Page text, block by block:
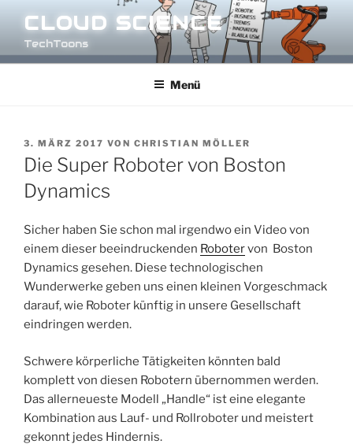
Inhalt
springen
CLOUD SCIENCE
TechToons
Menü
VERÖFFENTLICHT
AM
3. MÄRZ 2017 VON CHRISTIAN MÖLLER
Die Super Roboter von Boston
Dynamics
Sicher haben Sie schon mal irgendwo ein Video von
einem dieser beeindruckenden Robotervon Boston
Dynamics gesehen. Diese technologischen
Wunderwerke geben uns einen kleinen Vorgeschmack
darauf, wie Roboter künftig in unsere Gesellschaft
eindringen werden.
Schwere körperliche Tätigkeiten könnten bald
komplett von diesen Robotern übernommen werden.
Das allerneueste Modell „Handle“ ist eine elegante
Kombination aus Lauf- und Rollroboter und meistert
gekonnt jedes Hindernis.